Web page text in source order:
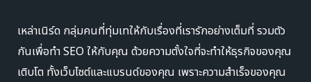
เหล่าเนิร์ด กลุ่มคนที่ทุ่มเทให้กับเรื่องที่เรารักอย่างเต็มที่ รวมตัว
กันเพื่อทำ SEO ให้กับคุณ ด้วยความตั้งใจที่จะทำให้ธุรกิจของคุณ
เติบโต ทั้งเว็บไซต์และแบรนด์ของคุณ เพราะความสำเร็จของคุณ